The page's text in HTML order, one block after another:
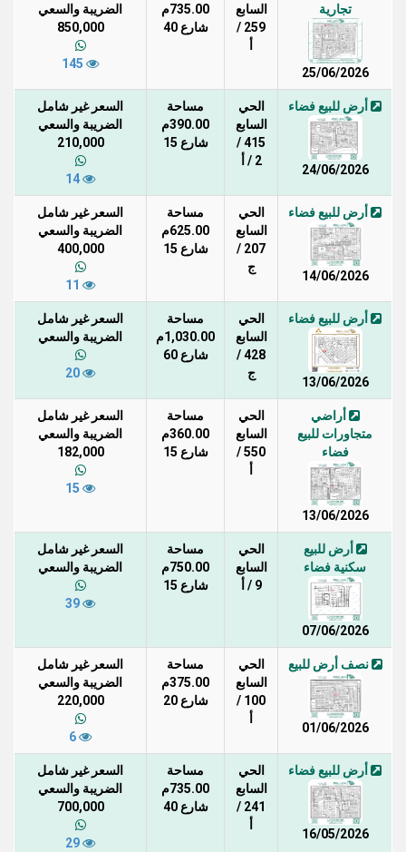
تجارية
25/06/2026
السابع
259 /
735.00م
شارع 40
الضريبة والسعي
850,000
أرض للبيع فضاء
24/06/2026
الحي
السابع
415 /
2 / أ
مساحة
390.00م
شارع 15
السعر غير شامل
الضريبة والسعي
210,000
أرض للبيع فضاء
14/06/2026
الحي
السابع
207 /
ج
مساحة
625.00م
شارع 15
السعر غير شامل
الضريبة والسعي
400,000
أرض للبيع فضاء
13/06/2026
الحي
السابع
428 /
ج
مساحة
1,030.00م
شارع 60
السعر غير شامل
الضريبة والسعي
أراضي
متجاورات للبيع
فضاء
13/06/2026
الحي
السابع
550 /
مساحة
360.00م
شارع 15
السعر غير شامل
الضريبة والسعي
182,000
أرض للبيع
سكنية فضاء
07/06/2026
الحي
السابع
9 / أ
مساحة
750.00م
شارع 15
السعر غير شامل
الضريبة والسعي
نصف أرض للبيع
01/06/2026
الحي
السابع
100 /
مساحة
375.00م
شارع 20
السعر غير شامل
الضريبة والسعي
220,000
أرض للبيع فضاء
16/05/2026
الحي
السابع
241 /
مساحة
735.00م
شارع 40
السعر غير شامل
الضريبة والسعي
700,000